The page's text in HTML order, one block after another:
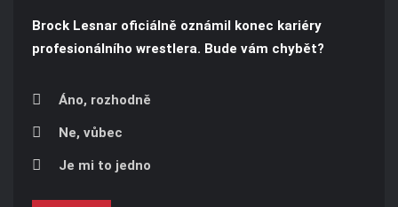
Brock Lesnar oficiálně oznámil konec kariéry
profesionálního wrestlera. Bude vám chybět?
Áno, rozhodně
Ne, vůbec
Je mi to jedno